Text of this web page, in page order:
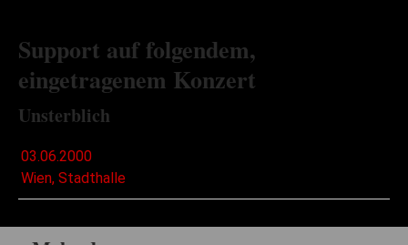
Support auf folgendem,
eingetragenem Konzert
Unsterblich
03.06.2000
Wien, Stadthalle